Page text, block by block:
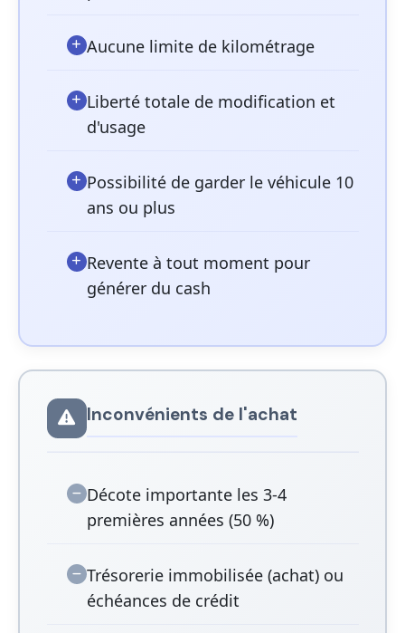
Aucune limite de kilométrage
Liberté totale de modification et
d'usage
Possibilité de garder le véhicule 10
ans ou plus
Revente à tout moment pour
générer du cash
Inconvénients de l'achat
Décote importante les 3-4
premières années (50 %)
Trésorerie immobilisée (achat) ou
échéances de crédit